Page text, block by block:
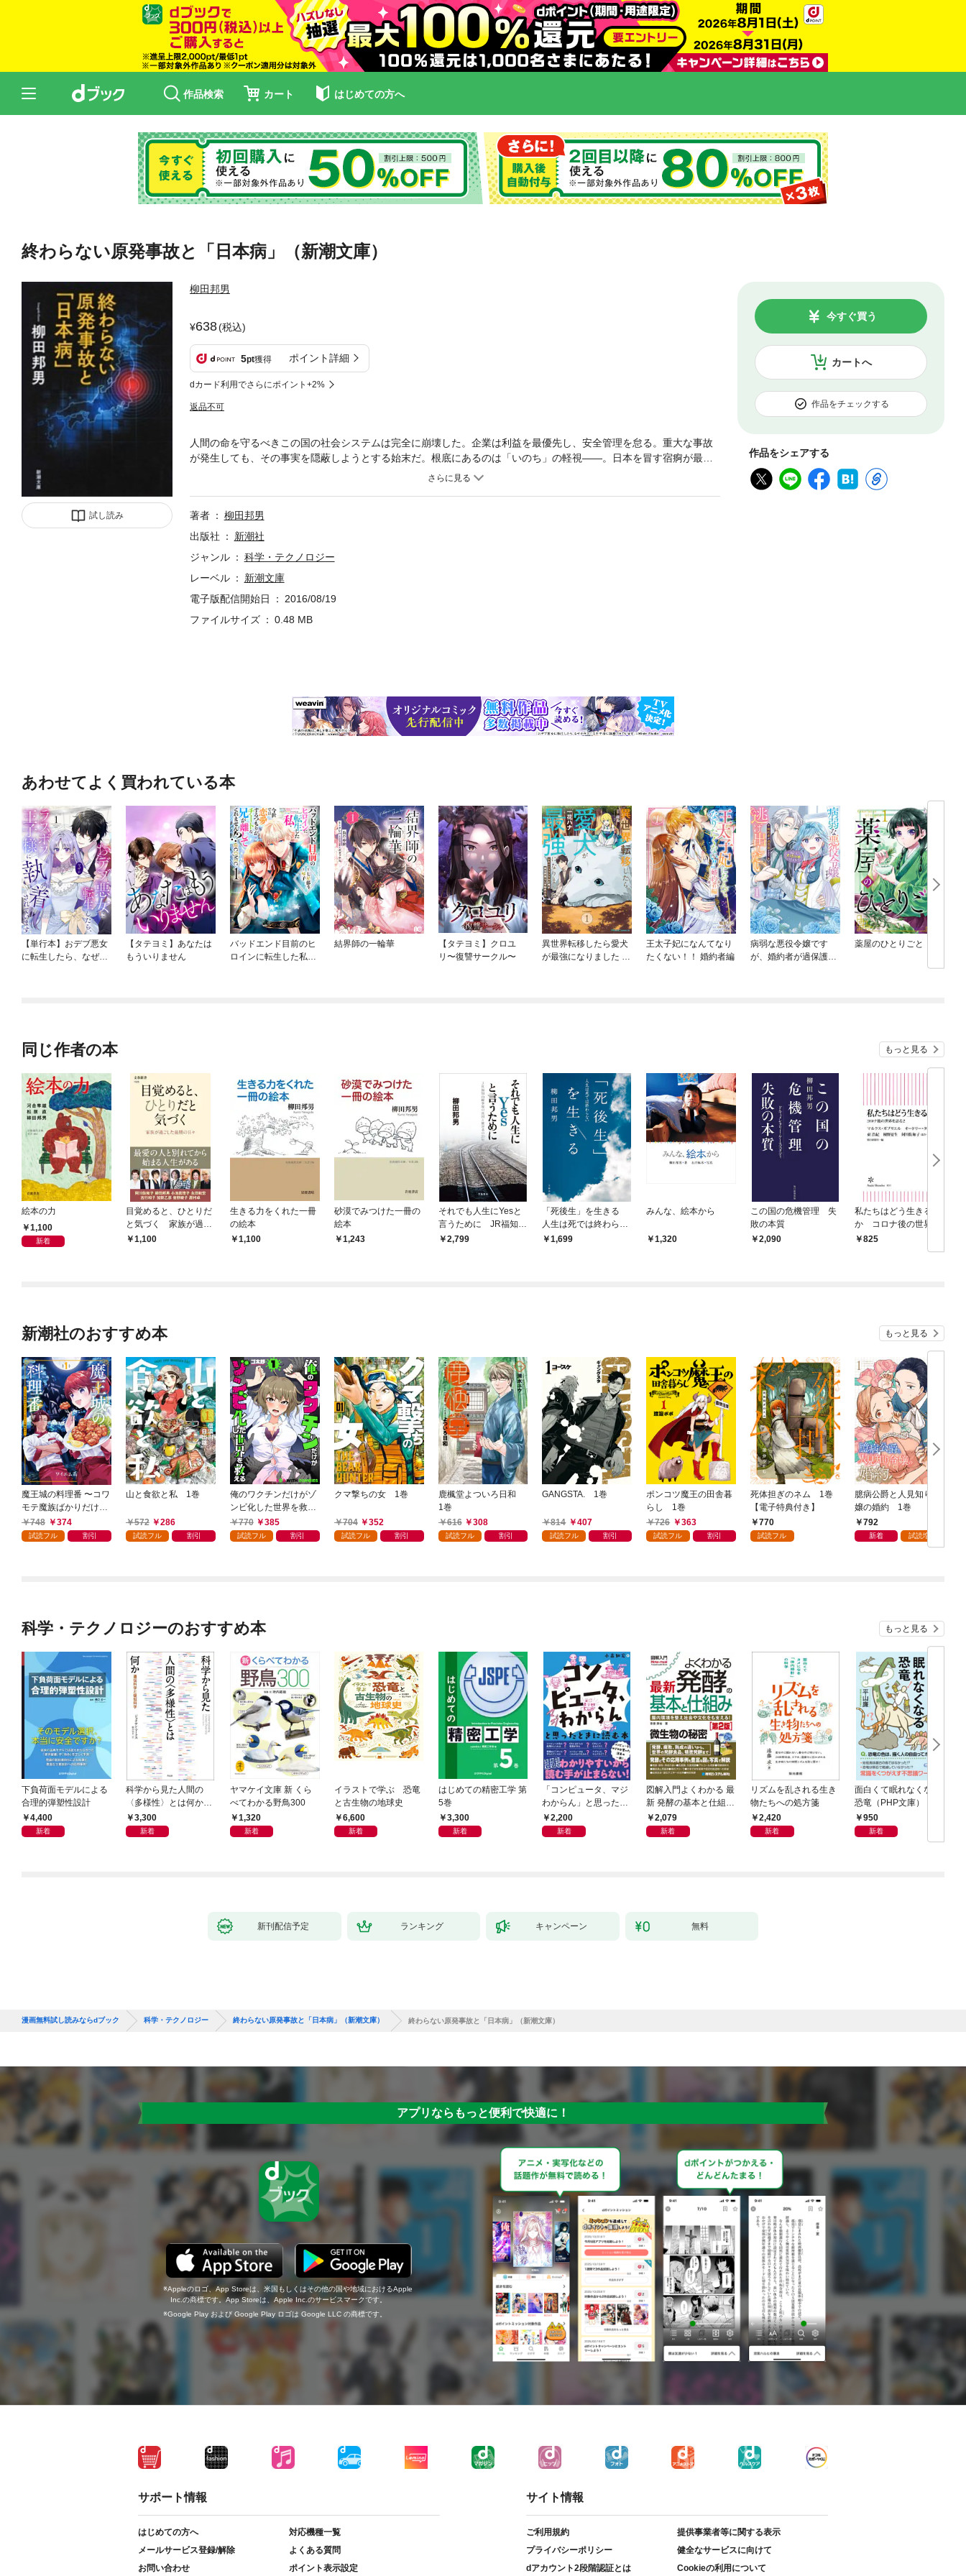
作品検索 カート はじめての方へ
終わらない原発事故と「日本病」（新潮文庫）
試し読み
柳田邦男
638(税込)
5pt獲得 ポイント詳細
dカード利用でさらにポイント+2%
返品不可
カートへ
今すぐ買う
作品をチェックする
作品をシェアする
人間の命を守るべきこの国の社会システムは完全に崩壊した。企業は利益を最優先し、安全管理を怠る。重大な事故
が発生しても、その事実を隠蔽しようとする始末だ。根底にあるのは「いのち」の軽視——。日本を冒す宿痾が最悪
の形となって現れた福島第一原発事故を、政府の事故調査・検証委員会の一員として徹底追及。血の通った人間観を
著者
柳田邦男
出版社
新潮社
ジャンル
科学・テクノロジー
レーベル
新潮文庫
電子版配信開始日
2016/08/19
ファイルサイズ
0.48 MB
あわせてよく買われている本
【単行本】おデブ悪女
に転生したら、なぜか
【タテヨミ】あなたは
もういりません
バッドエンド目前のヒ
ロインに転生した私、
結界師の一輪華
【タテヨミ】クロユ
リ〜復讐サークル〜
異世界転移したら愛犬
が最強になりました ～
王太子妃になんてなり
たくない！！ 婚約者編
病弱な悪役令嬢です
が、婚約者が過保護す
薬屋のひとりごと
同じ作者の本 もっと見る
絵本の力
1,100
新着
目覚めると、ひとりだ
と気づく 家族が過ご
した最期の日々
1,100
生きる力をくれた一冊
の絵本
1,100
砂漠でみつけた一冊の
絵本
1,243
それでも人生にYesと
言うために JR福知山
線事故の真因と被害者
2,799
「死後生」を生きる
人生は死では終わらな
い1,699
みんな、絵本から
1,320
この国の危機管理 失
敗の本質
2,090
私たちはどう生きる
か コロナ後の世界を
語る2
825
新潮社のおすすめ本 もっと見る
魔王城の料理番 〜コワ
モテ魔族ばかりだけ
ど、ホワイトな職場で
す〜 1巻
748 374
試読フル 割引
山と食欲と私 1巻
572 286
試読フル 割引
俺のワクチンだけがゾ
ンビ化した世界を救え
る 1巻
770 385
試読フル 割引
クマ撃ちの女 1巻
704 352
試読フル 割引
鹿楓堂よついろ日和
1巻
616
308
試読フル 割引
GANGSTA. 1巻
814 407
試読フル 割引
ポンコツ魔王の田舎暮
らし 1巻
726
363
試読フル 割引
死体担ぎのネム 1巻
【電子特典付き】
770
試読フル
臆病公爵と人見知り令
嬢の婚約 1巻
792
新着 試読増量
科学・テクノロジーのおすすめ本 もっと見る
下負荷面モデルによる
合理的弾塑性設計
4,400
新着
科学から見た人間の
〈多様性〉とは何か―
―遺伝科学と疑似科学
3,300
新着
ヤマケイ文庫 新 くら
べてわかる野鳥300
1,320
新着
イラストで学ぶ 恐竜
と古生物の地球史
6,600
新着
はじめての精密工学 第
5巻
3,300
新着
「コンピュータ、マジ
わからん」と思ったと
きに読む本
2,200
新着
図解入門よくわかる 最
新 発酵の基本と仕組み
［第2版］
2,079
新着
リズムを乱される生き
物たちへの処方箋
2,420
新着
面白くて眠れなくなる
恐竜（PHP文庫）
950
新着
新刊配信予定 ランキング キャンペーン 無料
漫画無料試し読みならdブック 科学・テクノロジー 終わらない原発事故と「日本病」（新潮文庫） 終わらない原発事故と「日本病」（新潮文庫）
アプリならもっと便利で快適に！
Appleのロゴ、App Storeは、米国もしくはその他の国や地域におけるApple
Inc.の商標です。App Storeは、Apple Inc.のサービスマークです。
Google Play および Google Play ロゴは Google LLC の商標です。
サポート情報
はじめての方へ
対応機種一覧
メールサービス登録/解除
よくある質問
お問い合わせ
ポイント表示設定
サイト情報
ご利用規約
提供事業者等に関する表示
プライバシーポリシー
健全なサービスに向けて
dアカウント2段階認証とは
Cookieの利用について